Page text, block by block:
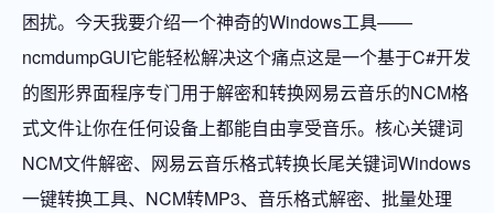
困扰。今天我要介绍一个神奇的Windows工具——
ncmdumpGUI它能轻松解决这个痛点这是一个基于C#开发
的图形界面程序专门用于解密和转换网易云音乐的NCM格
式文件让你在任何设备上都能自由享受音乐。核心关键词
NCM文件解密、网易云音乐格式转换长尾关键词Windows
一键转换工具、NCM转MP3、音乐格式解密、批量处理